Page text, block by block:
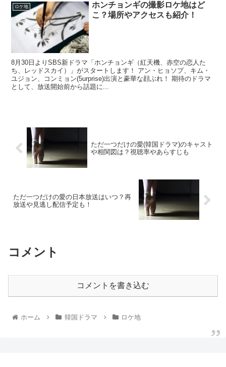
ロケ地
ホンチョンギの撮影ロケ地はど
こ？場所やアクセスも紹介！
8月30日よりSBS新ドラマ「ホンチョンギ（紅天機、赤空の恋人た
ち、レッドスカイ）」がスタートします！ アン・ヒョソプ、キム・
ユジョン、コンミョン(5urprise)出演と豪華な顔ぶれ！ 期待のドラマ
として、放送開始前から話題に...
ただ一つだけの愛(韓国ドラマ)のキャスト
や相関図は？視聴率やあらすじも
ただ一つだけの愛の日本放送はいつ？再
放送や見逃し配信予定も！
コメント
コメントを書き込む
ホーム 韓国ドラマ ロケ地